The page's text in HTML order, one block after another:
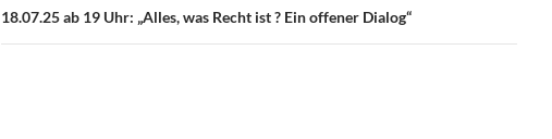
18.07.25 ab 19 Uhr: „Alles, was Recht ist ? Ein offener Dialog“